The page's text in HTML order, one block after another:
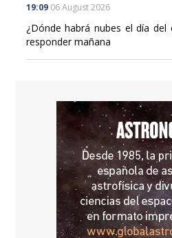
19:09 06 August 2026
¿Dónde habrá nubes el día del
responder mañana